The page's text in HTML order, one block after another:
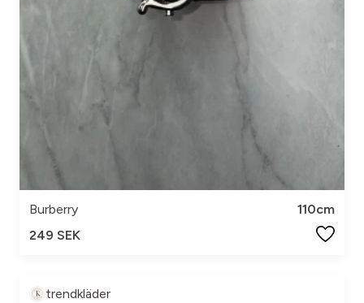
Burberry
110cm
249 SEK
trendkläder